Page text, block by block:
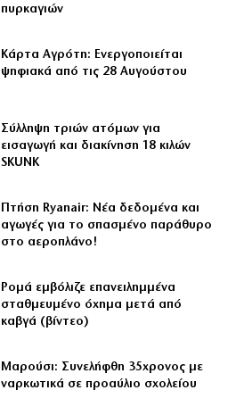
πυρκαγιών
Κάρτα Αγρότη: Ενεργοποιείται
ψηφιακά από τις 28 Αυγούστου
Σύλληψη τριών ατόμων για
εισαγωγή και διακίνηση 18 κιλών
SKUNK
Πτήση Ryanair: Νέα δεδομένα και
αγωγές για το σπασμένο παράθυρο
στο αεροπλάνο!
Ρομά εμβόλιζε επανειλημμένα
σταθμευμένο όχημα μετά από
καβγά (βίντεο)
Μαρούσι: Συνελήφθη 35χρονος με
ναρκωτικά σε προαύλιο σχολείου